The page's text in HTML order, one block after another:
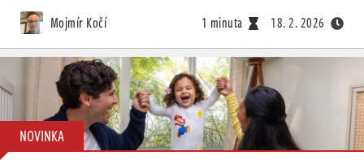
Mojmír Kočí 1 minuta 18. 2. 2026
NOVINKA